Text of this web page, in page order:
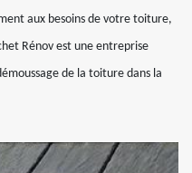
aux besoins de votre toiture,
Rénov est une entreprise
de la toiture dans la